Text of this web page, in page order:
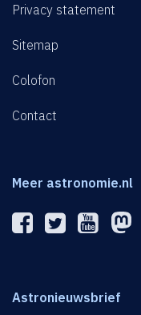
Privacy statement
Sitemap
Colofon
Contact
Meer astronomie.nl
Astronieuwsbrief